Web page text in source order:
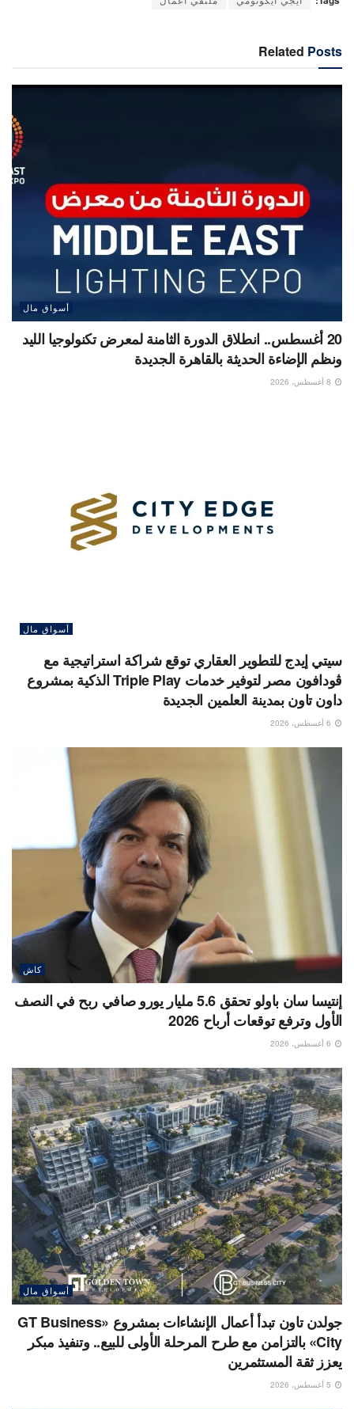
Related Posts
أسواق مال
20 أغسطس.. انطلاق الدورة الثامنة لمعرض تكنولوجيا الليد
ونظم الإضاءة الحديثة بالقاهرة الجديدة
أسواق مال
سيتي إيدج للتطوير العقاري توقع شراكة استراتيجية مع
ڤودافون مصر لتوفير خدمات Triple Play الذكية بمشروع
داون تاون بمدينة العلمين الجديدة
كاش
إنتيسا سان باولو تحقق 5.6 مليار يورو صافي ربح في النصف
الأول وترفع توقعات أرباح 2026
أسواق مال
جولدن تاون تبدأ أعمال الإنشاءات بمشروع «GT Business
City» بالتزامن مع طرح المرحلة الأولى للبيع.. وتنفيذ مبكر
يعزز ثقة المستثمرين